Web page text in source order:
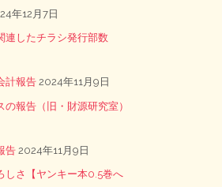
年12月7日
連したチラシ発行部数
計報告 2024年11月9日
報告（旧・財源研究室）
告 2024年11月9日
しさ【ヤンキー本0.5巻へ